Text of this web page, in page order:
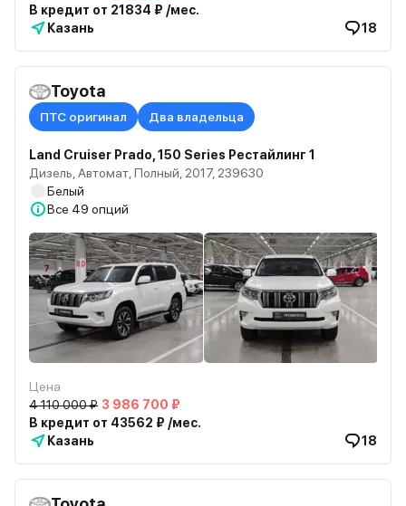
В кредит от 21834 ₽ /мес.
Казань
18
Toyota
ПТС оригинал Два владельца
Land Cruiser Prado, 150 Series Рестайлинг 1
Дизель, Автомат, Полный, 2017, 239630
Белый
Все 49 опций
Цена
4 110 000 ₽ 3 986 700 ₽
В кредит от 43562 ₽ /мес.
Казань
18